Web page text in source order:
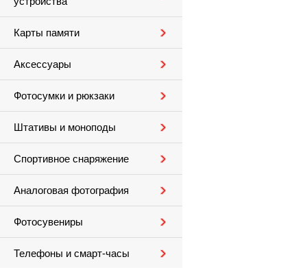
Карты памяти
Аксессуары
Фотосумки и рюкзаки
Штативы и моноподы
Спортивное снаряжение
Аналоговая фотография
Фотосувениры
Телефоны и смарт-часы